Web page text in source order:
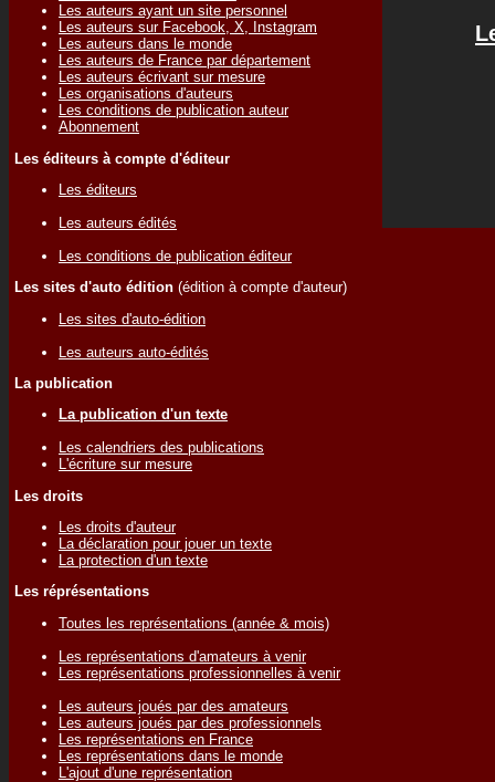
Les auteurs ayant un site personnel
Les auteurs sur Facebook, X, Instagram
Les auteurs dans le monde
Les auteurs de France par département
Les auteurs écrivant sur mesure
Les organisations d'auteurs
Les conditions de publication auteur
Abonnement
Les éditeurs à compte d'éditeur
Les éditeurs
Les auteurs édités
Les conditions de publication éditeur
Les sites d'auto édition (édition à compte d'auteur)
Les sites d'auto-édition
Les auteurs auto-édités
La publication
La publication d'un texte
Les calendriers des publications
L'écriture sur mesure
Les droits
Les droits d'auteur
La déclaration pour jouer un texte
La protection d'un texte
Les réprésentations
Toutes les représentations (année & mois)
Les représentations d'amateurs à venir
Les représentations professionnelles à venir
Les auteurs joués par des amateurs
Les auteurs joués par des professionnels
Les représentations en France
Les représentations dans le monde
L'ajout d'une représentation